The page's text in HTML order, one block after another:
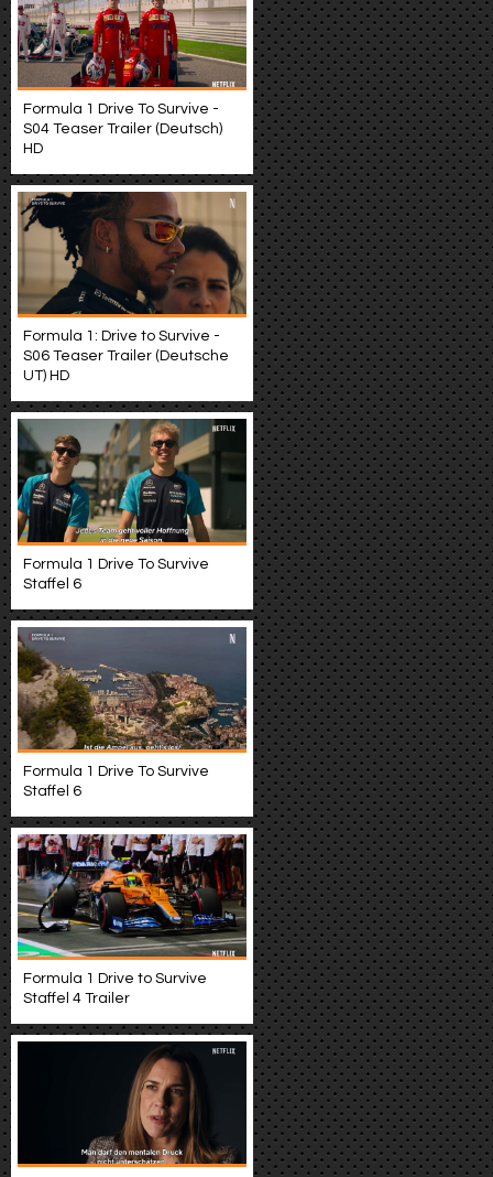
Formula 1 Drive To Survive -
S04 Teaser Trailer (Deutsch)
HD
Formula 1: Drive to Survive -
S06 Teaser Trailer (Deutsche
UT) HD
Formula 1 Drive To Survive
Staffel 6
Formula 1 Drive To Survive
Staffel 6
Formula 1 Drive to Survive
Staffel 4 Trailer